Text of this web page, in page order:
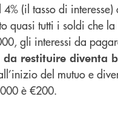
(il tasso di
quasi tutti i soldi che
gli interessi da
da restituire diventa
del mutuo e
è €200.